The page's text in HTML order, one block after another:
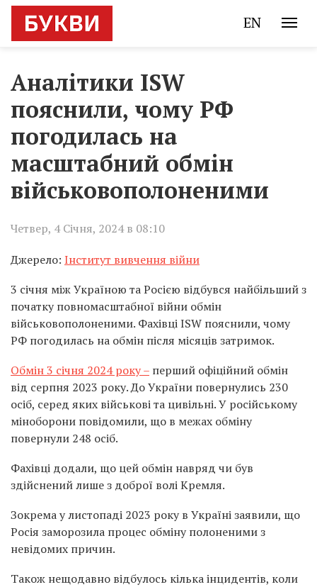
EN
Аналітики ISW
пояснили, чому РФ
погодилась на
масштабний обмін
військовополоненими
Четвер, 4 Січня, 2024 в 08:10
Джерело: Інститут вивчення війни
3 січня між Україною та Росією відбувся найбільший з
початку повномасштабної війни обмін
військовополоненими. Фахівці ISW пояснили, чому
РФ погодилась на обмін після місяців затримок.
Обмін 3 січня 2024 року – перший офіційний обмін
від серпня 2023 року. До України повернулись 230
осіб, серед яких військові та цивільні. У російському
міноборони повідомили, що в межах обміну
повернули 248 осіб.
Фахівці додали, що цей обмін навряд чи був
здійснений лише з доброї волі Кремля.
Зокрема у листопаді 2023 року в Україні заявили, що
Росія заморозила процес обміну полоненими з
невідомих причин.
Також нещодавно відбулось кілька інцидентів, коли